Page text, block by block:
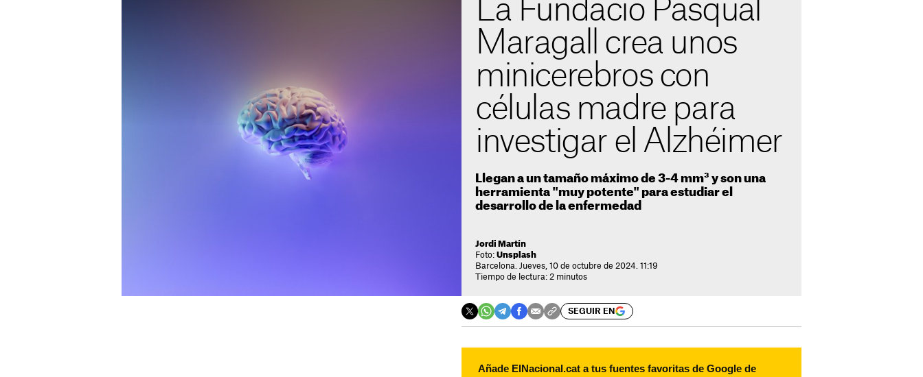
La Fundació Pasqual
Maragall crea unos
minicerebros con
células madre para
investigar el Alzhéimer
Llegan a un tamaño máximo de 3-4 mm³ y son una
herramienta "muy potente" para estudiar el
desarrollo de la enfermedad
Jordi Martín
Foto: Unsplash
Barcelona. Jueves, 10 de octubre de 2024. 11:19
Tiempo de lectura: 2 minutos
SEGUIR EN
Añade ElNacional.cat a tus fuentes favoritas de Google de